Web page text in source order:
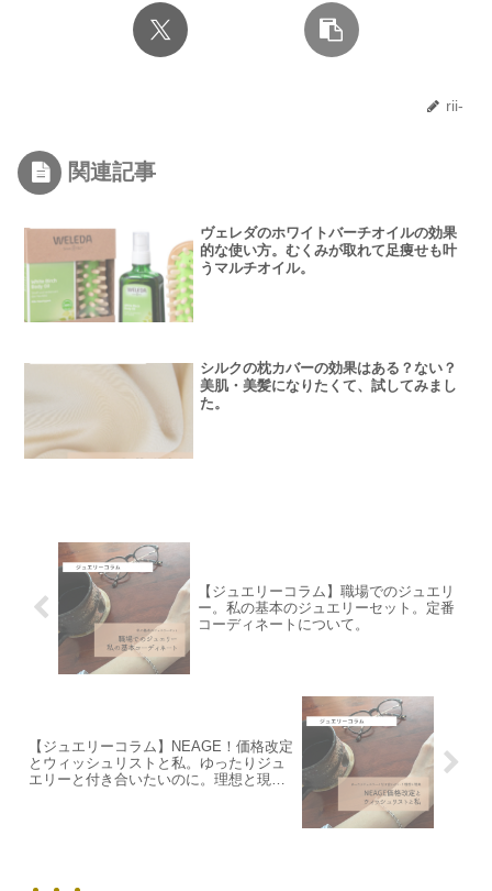
rii-
関連記事
ヴェレダのホワイトバーチオイルの効果
的な使い方。むくみが取れて足痩せも叶
うマルチオイル。
シルクの枕カバーの効果はある？ない？
美肌・美髪になりたくて、試してみまし
た。
【ジュエリーコラム】職場でのジュエリ
ー。私の基本のジュエリーセット。定番
コーディネートについて。
【ジュエリーコラム】NEAGE！価格改定
とウィッシュリストと私。ゆったりジュ
エリーと付き合いたいのに。理想と現実